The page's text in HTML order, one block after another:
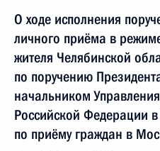
О ходе исполнения
личного приёма в
жителя Челябинской
по поручению
начальником
Российской Федерации
по приёму граждан в